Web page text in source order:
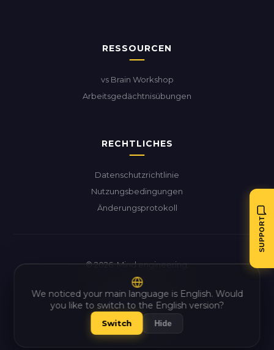
Deutsch
© 2026. Mind engineering.
RESSOURCEN
vs Brain Workshop
Arbeitsgedächtnisübungen
RECHTLICHES
Datenschutzrichtlinie
Nutzungsbedingungen
Änderungsprotokoll
We noticed your main language is English. Would
you like to switch to the English version?
Switch Hide
Kundensupport
KATEGORIE
Problemtyp auswählen
IHRE E-MAIL
SUPPORT